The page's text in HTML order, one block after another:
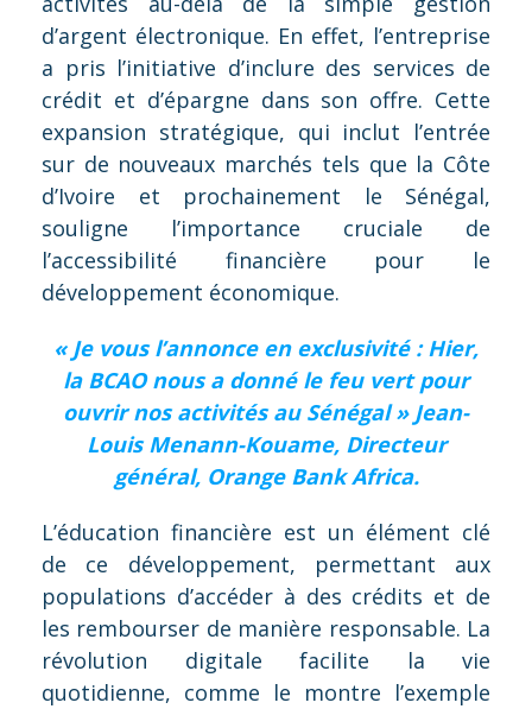
d’argent électronique. En effet, l’entreprise
a pris l’initiative d’inclure des services de
crédit et d’épargne dans son offre. Cette
expansion stratégique, qui inclut l’entrée
sur de nouveaux marchés tels que la Côte
d’Ivoire et prochainement le Sénégal,
souligne l’importance cruciale de
l’accessibilité financière pour le
développement économique.
« Je vous l’annonce en exclusivité : Hier,
la BCAO nous a donné le feu vert pour
ouvrir nos activités au Sénégal » Jean-
Louis Menann-Kouame, Directeur
général, Orange Bank Africa.
L’éducation financière est un élément clé
de ce développement, permettant aux
populations d’accéder à des crédits et de
les rembourser de manière responsable. La
révolution digitale facilite la vie
quotidienne, comme le montre l’exemple